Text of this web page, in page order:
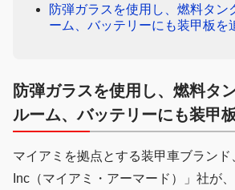
防弾ガラスを使用し、燃料タン
ーム、バッテリーにも装甲板を
防弾ガラスを使用し、燃料タ
ルーム、バッテリーにも装甲
マイアミを拠点とする装甲車ブランド
Inc（マイアミ・アーマード）」社が